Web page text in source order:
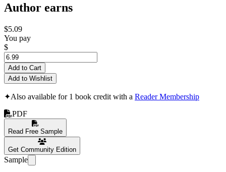
Author earns
$5.09
You pay
$
Add to Cart
Add to Wishlist
✦Also available for 1 book credit with a Reader Membership
PDF
Read Free Sample
Get Community Edition
Sample